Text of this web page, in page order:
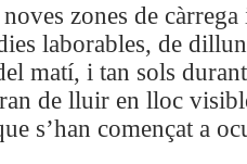
zones de
laborables, de
matí, i tan sols
de lluir en lloc
s’han començat a